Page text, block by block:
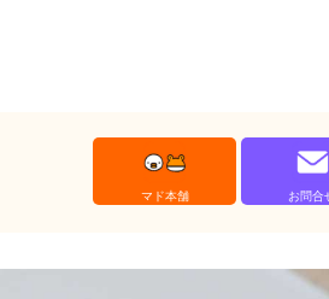
マド本舗 お問合